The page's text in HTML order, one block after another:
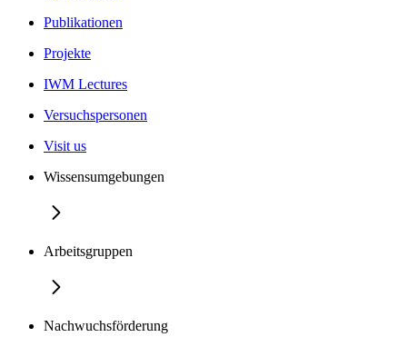
Publikationen
Projekte
IWM Lectures
Versuchspersonen
Visit us
Wissensumgebungen
Arbeitsgruppen
Nachwuchsförderung